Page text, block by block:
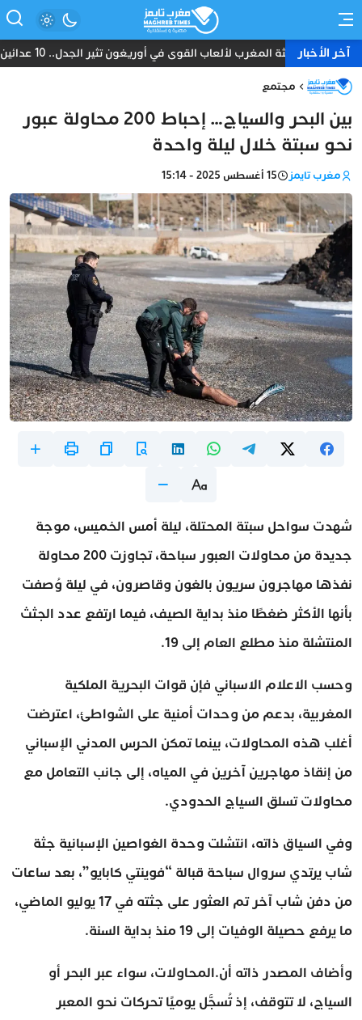
آخر الأخباربعثة المغرب لألعاب القوى في أوريغون تثير الجدل.. 10 عدائين ومدرب واحد دون طبيب أو إداري
مجتمع
بين البحر والسياج… إحباط 200 محاولة عبور
نحو سبتة خلال ليلة واحدة
مغرب تايمز 15 أغسطس 2025 - 15:14
شهدت سواحل سبتة المحتلة، ليلة أمس الخميس، موجة
جديدة من محاولات العبور سباحة، تجاوزت 200 محاولة
نفذها مهاجرون سريون بالغون وقاصرون، في ليلة وُصفت
بأنها الأكثر ضغطًا منذ بداية الصيف، فيما ارتفع عدد الجثث
المنتشلة منذ مطلع العام إلى 19.
وحسب الاعلام الاسباني فإن قوات البحرية الملكية
المغربية، بدعم من وحدات أمنية على الشواطئ، اعترضت
أغلب هذه المحاولات، بينما تمكن الحرس المدني الإسباني
من إنقاذ مهاجرين آخرين في المياه، إلى جانب التعامل مع
محاولات تسلق السياج الحدودي.
وفي السياق ذاته، انتشلت وحدة الغواصين الإسبانية جثة
شاب يرتدي سروال سباحة قبالة “فوينتي كابايو”، بعد ساعات
من دفن شاب آخر تم العثور على جثته في 17 يوليو الماضي،
ما يرفع حصيلة الوفيات إلى 19 منذ بداية السنة.
وأضاف المصدر ذاته أن.المحاولات، سواء عبر البحر أو
السياج، لا تتوقف، إذ تُسجَّل يوميًا تحركات نحو المعبر